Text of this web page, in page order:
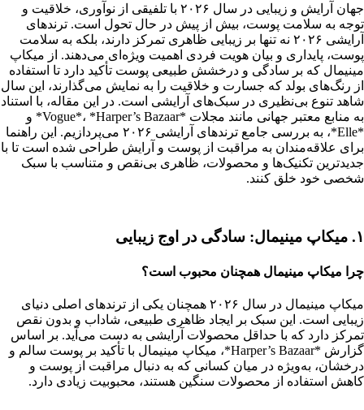
جهان آرایش و زیبایی در سال ۲۰۲۶ با تلفیقی از نوآوری، خلاقیت و
توجه به سلامت پوست، بیش از پیش در حال تحول است. ترندهای
آرایشی ۲۰۲۶ نه تنها بر زیبایی ظاهری تمرکز دارند، بلکه به سلامت
پوست، پایداری و بیان هویت فردی اهمیت ویژه‌ای می‌دهند. از میکاپ
مینیمال که بر سادگی و درخشش طبیعی پوست تأکید دارد تا استفاده
از رنگ‌های بولد که جسارت و خلاقیت را به نمایش می‌گذارند، این سال
شاهد تنوع بی‌نظیری در سبک‌های آرایشی است. در این مقاله، با استناد
به منابع معتبر جهانی مانند مجلات *Vogue*، *Harper’s Bazaar* و
*Elle*، به بررسی جامع ترندهای آرایشی ۲۰۲۶ می‌پردازیم. این راهنما
برای علاقه‌مندان به مراقبت از پوست و آرایش طراحی شده است تا با
جدیدترین تکنیک‌ها و محصولات، ظاهری بی‌نقص و متناسب با سبک
شخصی خود خلق کنند.
۱. میکاپ مینیمال: سادگی در اوج زیبایی
چرا میکاپ مینیمال همچنان محبوب است؟
میکاپ مینیمال در سال ۲۰۲۶ همچنان یکی از ترندهای اصلی دنیای
زیبایی است. این سبک بر ایجاد ظاهری طبیعی، شاداب و بدون نقص
تمرکز دارد که با حداقل محصولات آرایشی به دست می‌آید. بر اساس
گزارش *Harper’s Bazaar*، میکاپ مینیمال با تأکید بر پوست سالم و
درخشان، به‌ویژه در میان کسانی که به دنبال مراقبت از پوست و
کاهش استفاده از محصولات سنگین هستند، محبوبیت زیادی دارد.